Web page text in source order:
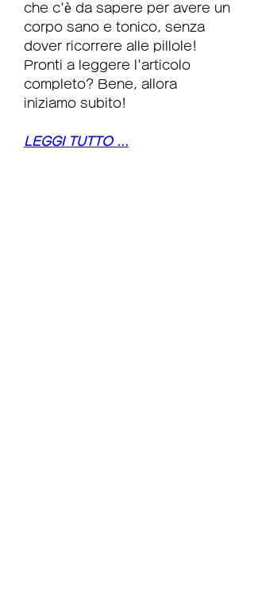
che c'è da sapere per avere un
corpo sano e tonico, senza
dover ricorrere alle pillole!
Pronti a leggere l'articolo
completo? Bene, allora
iniziamo subito!
LEGGI TUTTO ...